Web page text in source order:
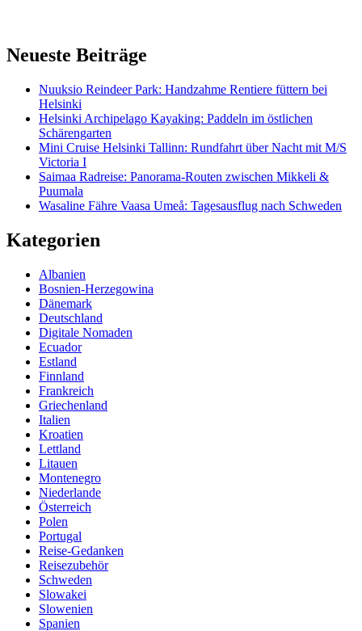
Neueste Beiträge
Nuuksio Reindeer Park: Handzahme Rentiere füttern bei
Helsinki
Helsinki Archipelago Kayaking: Paddeln im östlichen
Schärengarten
Mini Cruise Helsinki Tallinn: Rundfahrt über Nacht mit M/S
Victoria I
Saimaa Radreise: Panorama-Routen zwischen Mikkeli &
Puumala
Wasaline Fähre Vaasa Umeå: Tagesausflug nach Schweden
Kategorien
Albanien
Bosnien-Herzegowina
Dänemark
Deutschland
Digitale Nomaden
Ecuador
Estland
Finnland
Frankreich
Griechenland
Italien
Kroatien
Lettland
Litauen
Montenegro
Niederlande
Österreich
Polen
Portugal
Reise-Gedanken
Reisezubehör
Schweden
Slowakei
Slowenien
Spanien